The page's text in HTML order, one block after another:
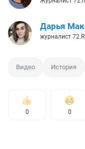
Дарья
журналист
Видео История
0 0